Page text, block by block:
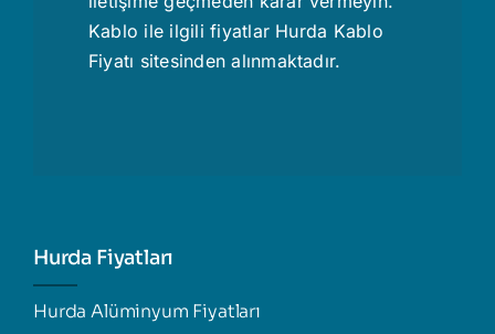
Kablo ile ilgili fiyatlar Hurda Kablo
Fiyatı sitesinden alınmaktadır.
Hurda Fiyatları
Hurda Alüminyum Fiyatları